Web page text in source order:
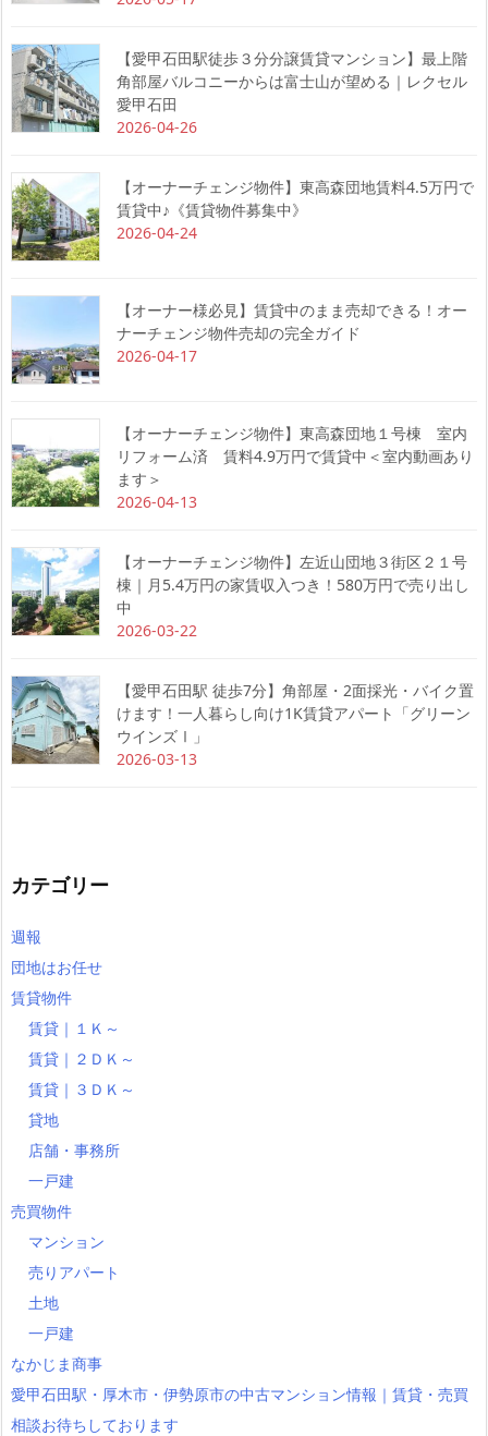
【愛甲石田駅徒歩３分分譲賃貸マンション】最上階
角部屋バルコニーからは富士山が望める｜レクセル
愛甲石田
2026-04-26
【オーナーチェンジ物件】東高森団地賃料4.5万円で
賃貸中♪《賃貸物件募集中》
2026-04-24
【オーナー様必見】賃貸中のまま売却できる！オー
ナーチェンジ物件売却の完全ガイド
2026-04-17
【オーナーチェンジ物件】東高森団地１号棟 室内
リフォーム済 賃料4.9万円で賃貸中＜室内動画あり
ます＞
2026-04-13
【オーナーチェンジ物件】左近山団地３街区２１号
棟｜月5.4万円の家賃収入つき！580万円で売り出し
中
2026-03-22
【愛甲石田駅 徒歩7分】角部屋・2面採光・バイク置
けます！一人暮らし向け1K賃貸アパート「グリーン
ウインズⅠ」
2026-03-13
カテゴリー
週報
団地はお任せ
賃貸物件
賃貸｜１Ｋ～
賃貸｜２ＤＫ～
賃貸｜３ＤＫ～
貸地
店舗・事務所
一戸建
売買物件
マンション
売りアパート
土地
一戸建
なかじま商事
愛甲石田駅・厚木市・伊勢原市の中古マンション情報｜賃貸・売買
相談お待ちしております